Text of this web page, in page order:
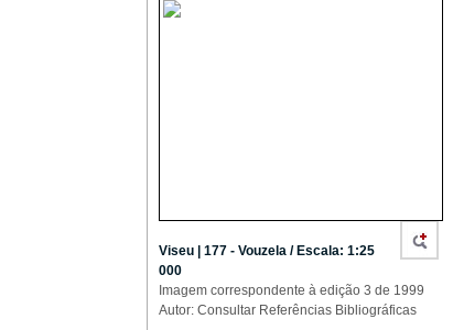
Viseu | 177 - Vouzela / Escala: 1:25
000
Imagem correspondente à edição 3 de 1999
Autor: Consultar Referências Bibliográficas